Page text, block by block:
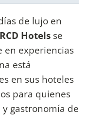
de lujo en
RCD Hotels se
en experiencias
está
en sus hoteles
para quienes
gastronomía de